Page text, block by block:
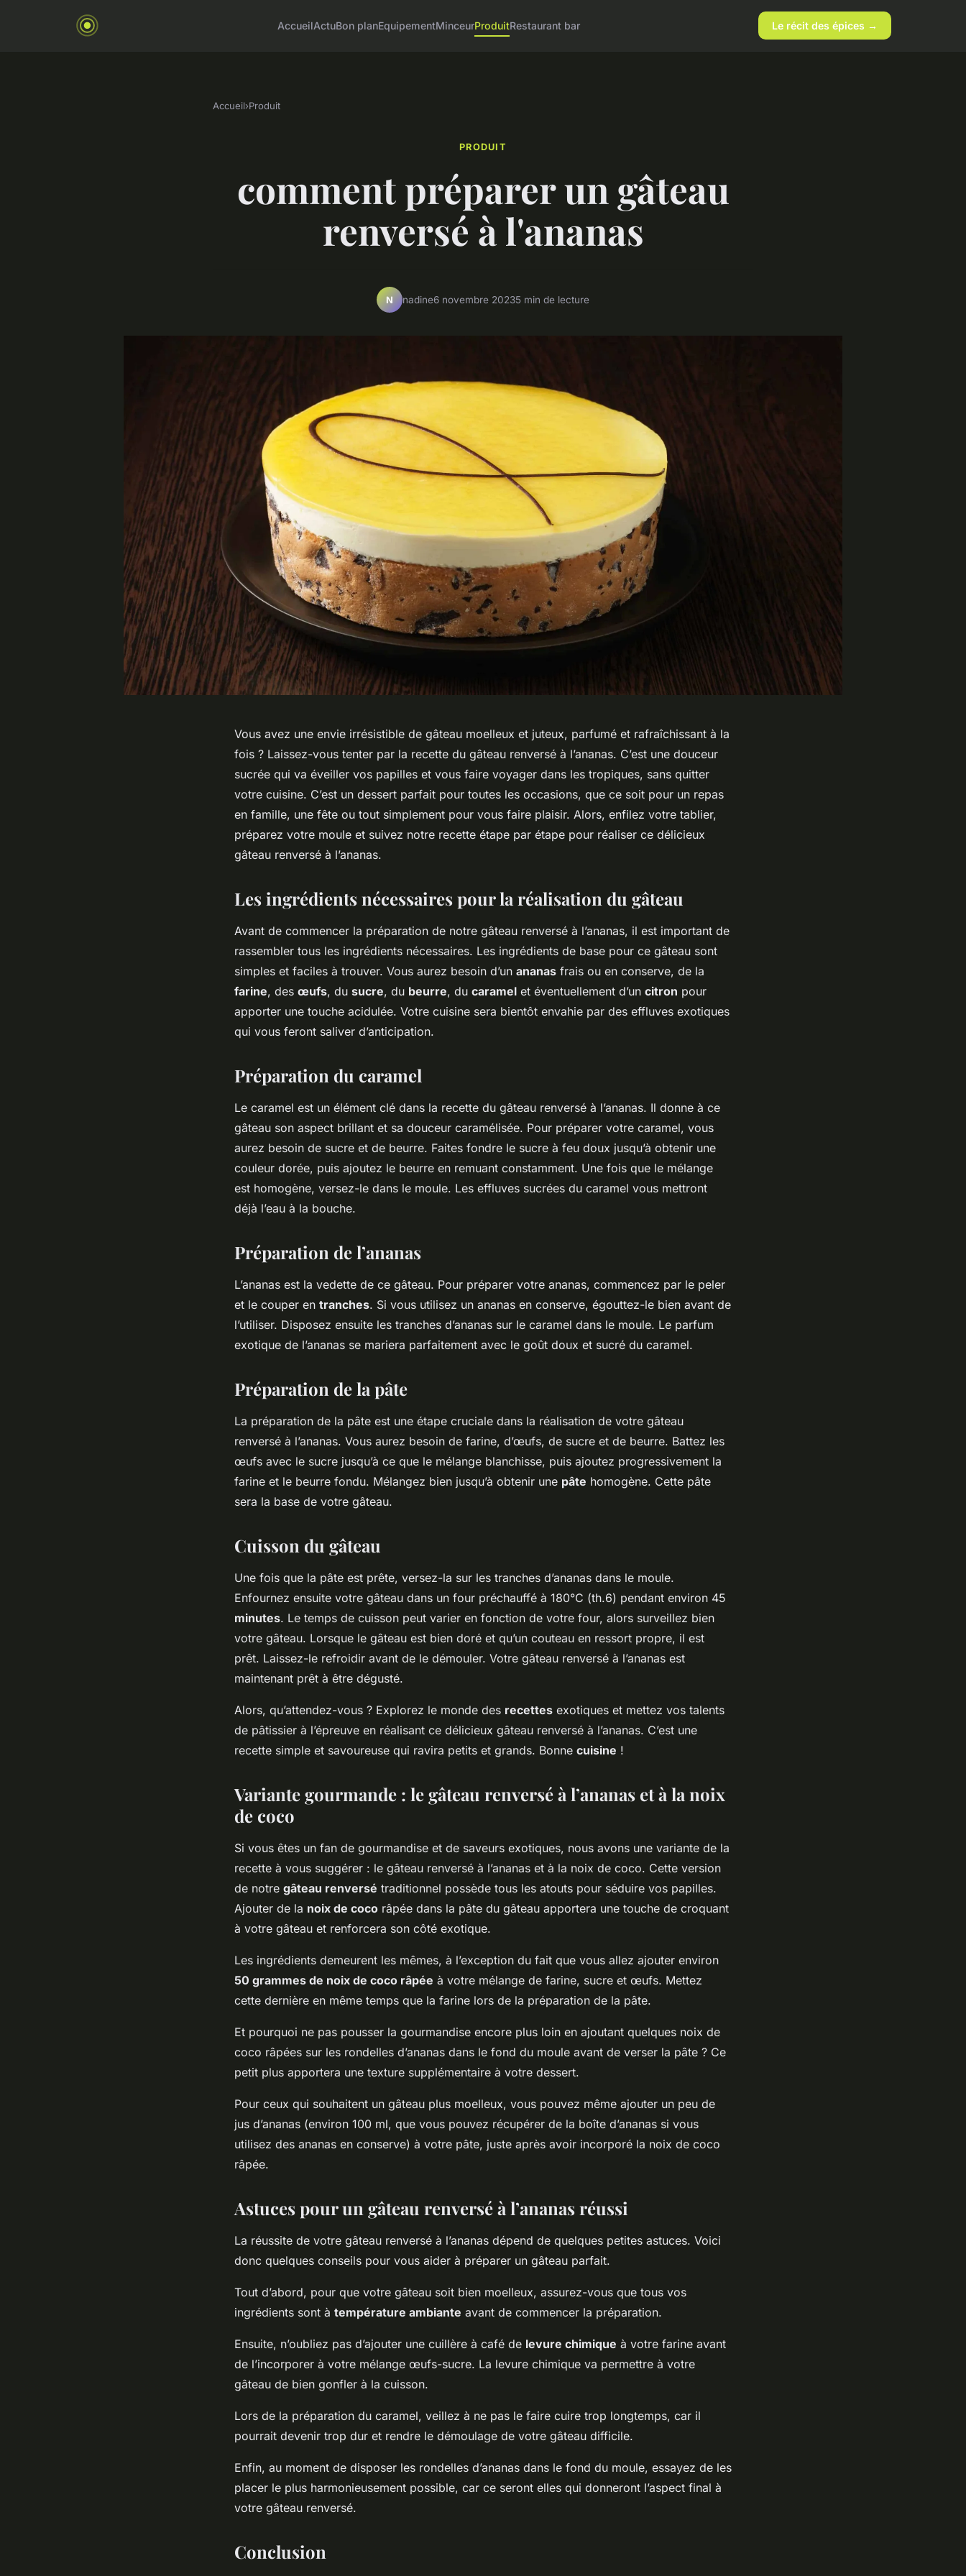
AccueilActuBon planEquipementMinceurProduitRestaurant bar Le récit des épices →
Accueil›Produit
PRODUIT
comment préparer un gâteau
renversé à l'ananas
N nadine6 novembre 20235 min de lecture
Vous avez une envie irrésistible de gâteau moelleux et juteux, parfumé et rafraîchissant à la
fois ? Laissez-vous tenter par la recette du gâteau renversé à l’ananas. C’est une douceur
sucrée qui va éveiller vos papilles et vous faire voyager dans les tropiques, sans quitter
votre cuisine. C’est un dessert parfait pour toutes les occasions, que ce soit pour un repas
en famille, une fête ou tout simplement pour vous faire plaisir. Alors, enfilez votre tablier,
préparez votre moule et suivez notre recette étape par étape pour réaliser ce délicieux
gâteau renversé à l’ananas.
Les ingrédients nécessaires pour la réalisation du gâteau
Avant de commencer la préparation de notre gâteau renversé à l’ananas, il est important de
rassembler tous les ingrédients nécessaires. Les ingrédients de base pour ce gâteau sont
simples et faciles à trouver. Vous aurez besoin d’un ananas frais ou en conserve, de la
farine, des œufs, du sucre, du beurre, du caramel et éventuellement d’un citron pour
apporter une touche acidulée. Votre cuisine sera bientôt envahie par des effluves exotiques
qui vous feront saliver d’anticipation.
Préparation du caramel
Le caramel est un élément clé dans la recette du gâteau renversé à l’ananas. Il donne à ce
gâteau son aspect brillant et sa douceur caramélisée. Pour préparer votre caramel, vous
aurez besoin de sucre et de beurre. Faites fondre le sucre à feu doux jusqu’à obtenir une
couleur dorée, puis ajoutez le beurre en remuant constamment. Une fois que le mélange
est homogène, versez-le dans le moule. Les effluves sucrées du caramel vous mettront
déjà l’eau à la bouche.
Préparation de l’ananas
L’ananas est la vedette de ce gâteau. Pour préparer votre ananas, commencez par le peler
et le couper en tranches. Si vous utilisez un ananas en conserve, égouttez-le bien avant de
l’utiliser. Disposez ensuite les tranches d’ananas sur le caramel dans le moule. Le parfum
exotique de l’ananas se mariera parfaitement avec le goût doux et sucré du caramel.
Préparation de la pâte
La préparation de la pâte est une étape cruciale dans la réalisation de votre gâteau
renversé à l’ananas. Vous aurez besoin de farine, d’œufs, de sucre et de beurre. Battez les
œufs avec le sucre jusqu’à ce que le mélange blanchisse, puis ajoutez progressivement la
farine et le beurre fondu. Mélangez bien jusqu’à obtenir une pâte homogène. Cette pâte
sera la base de votre gâteau.
Cuisson du gâteau
Une fois que la pâte est prête, versez-la sur les tranches d’ananas dans le moule.
Enfournez ensuite votre gâteau dans un four préchauffé à 180°C (th.6) pendant environ 45
minutes. Le temps de cuisson peut varier en fonction de votre four, alors surveillez bien
votre gâteau. Lorsque le gâteau est bien doré et qu’un couteau en ressort propre, il est
prêt. Laissez-le refroidir avant de le démouler. Votre gâteau renversé à l’ananas est
maintenant prêt à être dégusté.
Alors, qu’attendez-vous ? Explorez le monde des recettes exotiques et mettez vos talents
de pâtissier à l’épreuve en réalisant ce délicieux gâteau renversé à l’ananas. C’est une
recette simple et savoureuse qui ravira petits et grands. Bonne cuisine !
Variante gourmande : le gâteau renversé à l’ananas et à la noix
de coco
Si vous êtes un fan de gourmandise et de saveurs exotiques, nous avons une variante de la
recette à vous suggérer : le gâteau renversé à l’ananas et à la noix de coco. Cette version
de notre gâteau renversé traditionnel possède tous les atouts pour séduire vos papilles.
Ajouter de la noix de coco râpée dans la pâte du gâteau apportera une touche de croquant
à votre gâteau et renforcera son côté exotique.
Les ingrédients demeurent les mêmes, à l’exception du fait que vous allez ajouter environ
50 grammes de noix de coco râpée à votre mélange de farine, sucre et œufs. Mettez
cette dernière en même temps que la farine lors de la préparation de la pâte.
Et pourquoi ne pas pousser la gourmandise encore plus loin en ajoutant quelques noix de
coco râpées sur les rondelles d’ananas dans le fond du moule avant de verser la pâte ? Ce
petit plus apportera une texture supplémentaire à votre dessert.
Pour ceux qui souhaitent un gâteau plus moelleux, vous pouvez même ajouter un peu de
jus d’ananas (environ 100 ml, que vous pouvez récupérer de la boîte d’ananas si vous
utilisez des ananas en conserve) à votre pâte, juste après avoir incorporé la noix de coco
râpée.
Astuces pour un gâteau renversé à l’ananas réussi
La réussite de votre gâteau renversé à l’ananas dépend de quelques petites astuces. Voici
donc quelques conseils pour vous aider à préparer un gâteau parfait.
Tout d’abord, pour que votre gâteau soit bien moelleux, assurez-vous que tous vos
ingrédients sont à température ambiante avant de commencer la préparation.
Ensuite, n’oubliez pas d’ajouter une cuillère à café de levure chimique à votre farine avant
de l’incorporer à votre mélange œufs-sucre. La levure chimique va permettre à votre
gâteau de bien gonfler à la cuisson.
Lors de la préparation du caramel, veillez à ne pas le faire cuire trop longtemps, car il
pourrait devenir trop dur et rendre le démoulage de votre gâteau difficile.
Enfin, au moment de disposer les rondelles d’ananas dans le fond du moule, essayez de les
placer le plus harmonieusement possible, car ce seront elles qui donneront l’aspect final à
votre gâteau renversé.
Conclusion